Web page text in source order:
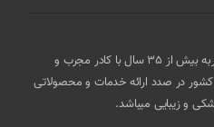
با دارا بودن تجربه بیش از 35 سال با کادر مجرب و
در صدد ارائه خدمات و محصولاتی
و زیبایی میباشد.